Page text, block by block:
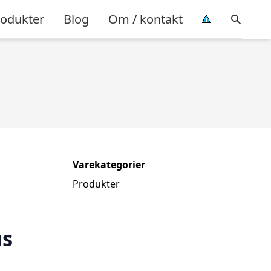
Blog Om / kontakt
Varekategorier
Produkter